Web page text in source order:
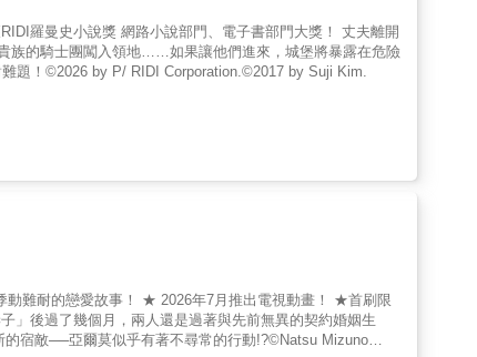
羅曼史小說獎 網路小說部門、電子書部門大獎！ 丈夫離開
族的騎士團闖入領地……如果讓他們進來，城堡將暴露在危險
題！©2026 by P/ RIDI Corporation.©2017 by Suji Kim.
難耐的戀愛故事！ ★ 2026年7月推出電視動畫！ ★首刷限
」後過了幾個月，兩人還是過著與先前無異的契約婚姻生
宿敵──亞爾莫似乎有著不尋常的行動!?©Natsu Mizuno